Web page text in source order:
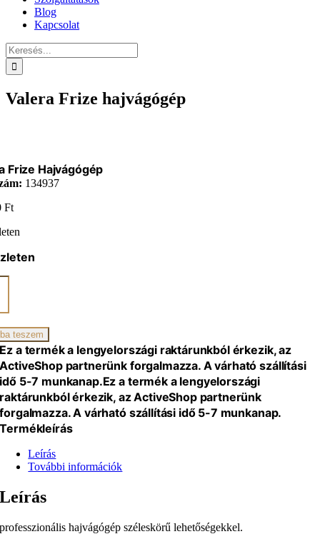
Blog
Kapcsolat
Keresés...
Valera Frize hajvágógép
Frize Hajvágógép
134937
Ft
teszem
Ez a termék a lengyelországi raktárunkból érkezik, az
ActiveShop partnerünk forgalmazza. A várható szállítási
idő 5-7 munkanap.Ez a termék a lengyelországi
raktárunkból érkezik, az ActiveShop partnerünk
forgalmazza. A várható szállítási idő 5-7 munkanap.
Termékleírás
Leírás
További információk
Leírás
professzionális hajvágógép széleskörű lehetőségekkel.